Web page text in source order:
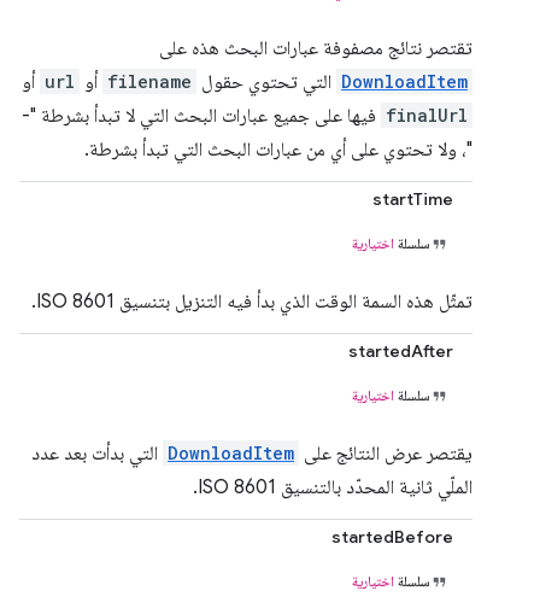
تقتصر نتائج مصفوفة عبارات البحث هذه على
DownloadItem التي تحتوي حقول filename أو url أو
finalUrl فيها على جميع عبارات البحث التي لا تبدأ بشرطة "-
"، ولا تحتوي على أي من عبارات البحث التي تبدأ بشرطة.
startTime
سلسلة اختيارية
تمثّل هذه السمة الوقت الذي بدأ فيه التنزيل بتنسيق ISO 8601.
startedAfter
سلسلة اختيارية
يقتصر عرض النتائج على DownloadItem التي بدأت بعد عدد
الملّي ثانية المحدّد بالتنسيق ISO 8601.
startedBefore
سلسلة اختيارية